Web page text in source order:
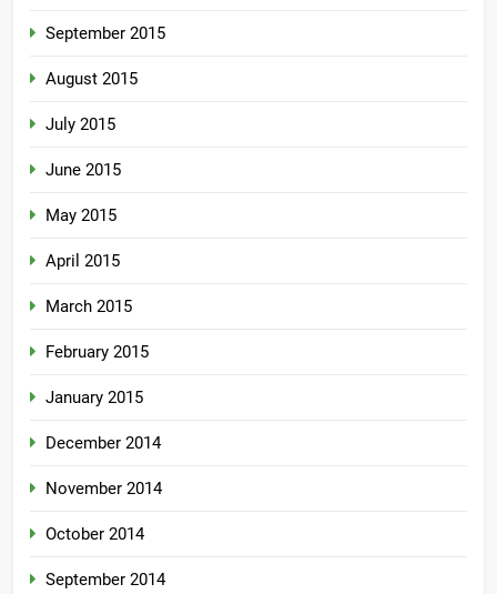
September 2015
August 2015
July 2015
June 2015
May 2015
April 2015
March 2015
February 2015
January 2015
December 2014
November 2014
October 2014
September 2014